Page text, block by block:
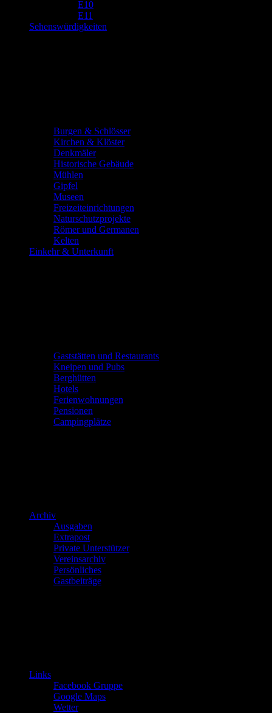
E10
E11
Sehenswürdigkeiten
Burgen & Schlösser
Kirchen & Klöster
Denkmäler
Historische Gebäude
Mühlen
Gipfel
Museen
Freizeiteinrichtungen
Naturschutzprojekte
Römer und Germanen
Kelten
Einkehr & Unterkunft
Gaststätten und Restaurants
Kneipen und Pubs
Berghütten
Hotels
Ferienwohnungen
Pensionen
Campingplätze
Archiv
Ausgaben
Extrapost
Private Unterstützer
Vereinsarchiv
Persönliches
Gastbeiträge
Links
Facebook Gruppe
Google Maps
Wetter